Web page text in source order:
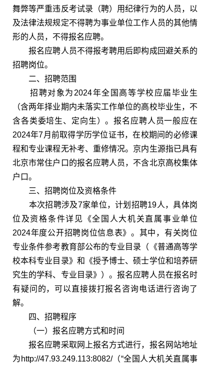
舞弊等严重违反考试录（聘）用纪律行为的人员，以
及法律法规规定不得聘为事业单位工作人员的其他情
形的人员，不得报名应聘。
报名应聘人员不得报考聘用后即构成回避关系的
招聘岗位。
二、招聘范围
招聘对象为2024年全国高等学校应届毕业生
（含两年择业期内未落实工作单位的高校毕业生，不
含各类委培生、定向生）。报名应聘人员一般应在
2024年7月前取得学历学位证书，在校期间的必修课
程和专业课程无补考、重修情况。京内生源指已具有
北京市常住户口的报名应聘人员，不含北京高校集体
户口。
三、招聘岗位及资格条件
本次招聘涉及7家单位，计划招聘19人，具体岗
位及资格条件详见《全国人大机关直属事业单位
2024年度公开招聘岗位信息表》。其中，有关岗位
专业条件参考教育部公布的专业目录（《普通高等学
校本科专业目录》和《授予博士、硕士学位和培养研
究生的学科、专业目录》）。报名应聘人员在报名时
有疑问的，可以直接拨打报名咨询电话进行咨询了
解。
四、招聘程序
（一）报名应聘方式和时间
报名应聘采取网上报名方式进行，报名网站地址
为http://47.93.249.113:8082/（“全国人大机关直属事